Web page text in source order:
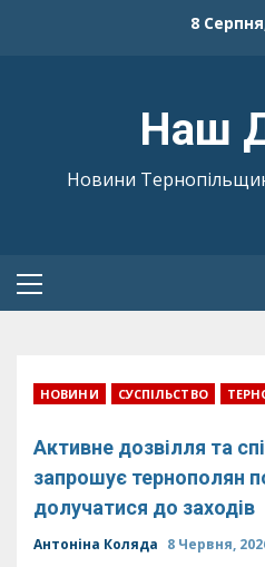
8
Наш
Новини
Primary
НОВИНИ СУСПІЛЬСТВО
Активне дозвілля та
запрошує тернополян
долучатися до заходів
Антоніна Коляда 8 Червня,